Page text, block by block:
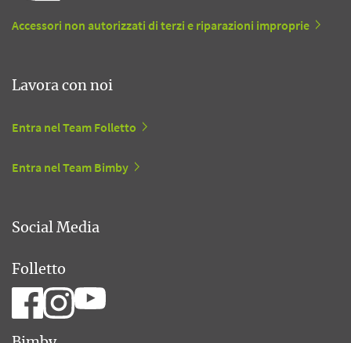
Accessori non autorizzati di terzi e riparazioni improprie
Lavora con noi
Entra nel Team Folletto
Entra nel Team Bimby
Social Media
Folletto